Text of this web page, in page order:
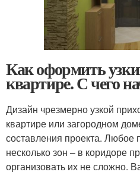
Как оформить
квартире. С чего
Дизайн чрезмерно узкой
квартире или загородном
составления проекта.
несколько зон – в коридоре
организовать их не сложно.